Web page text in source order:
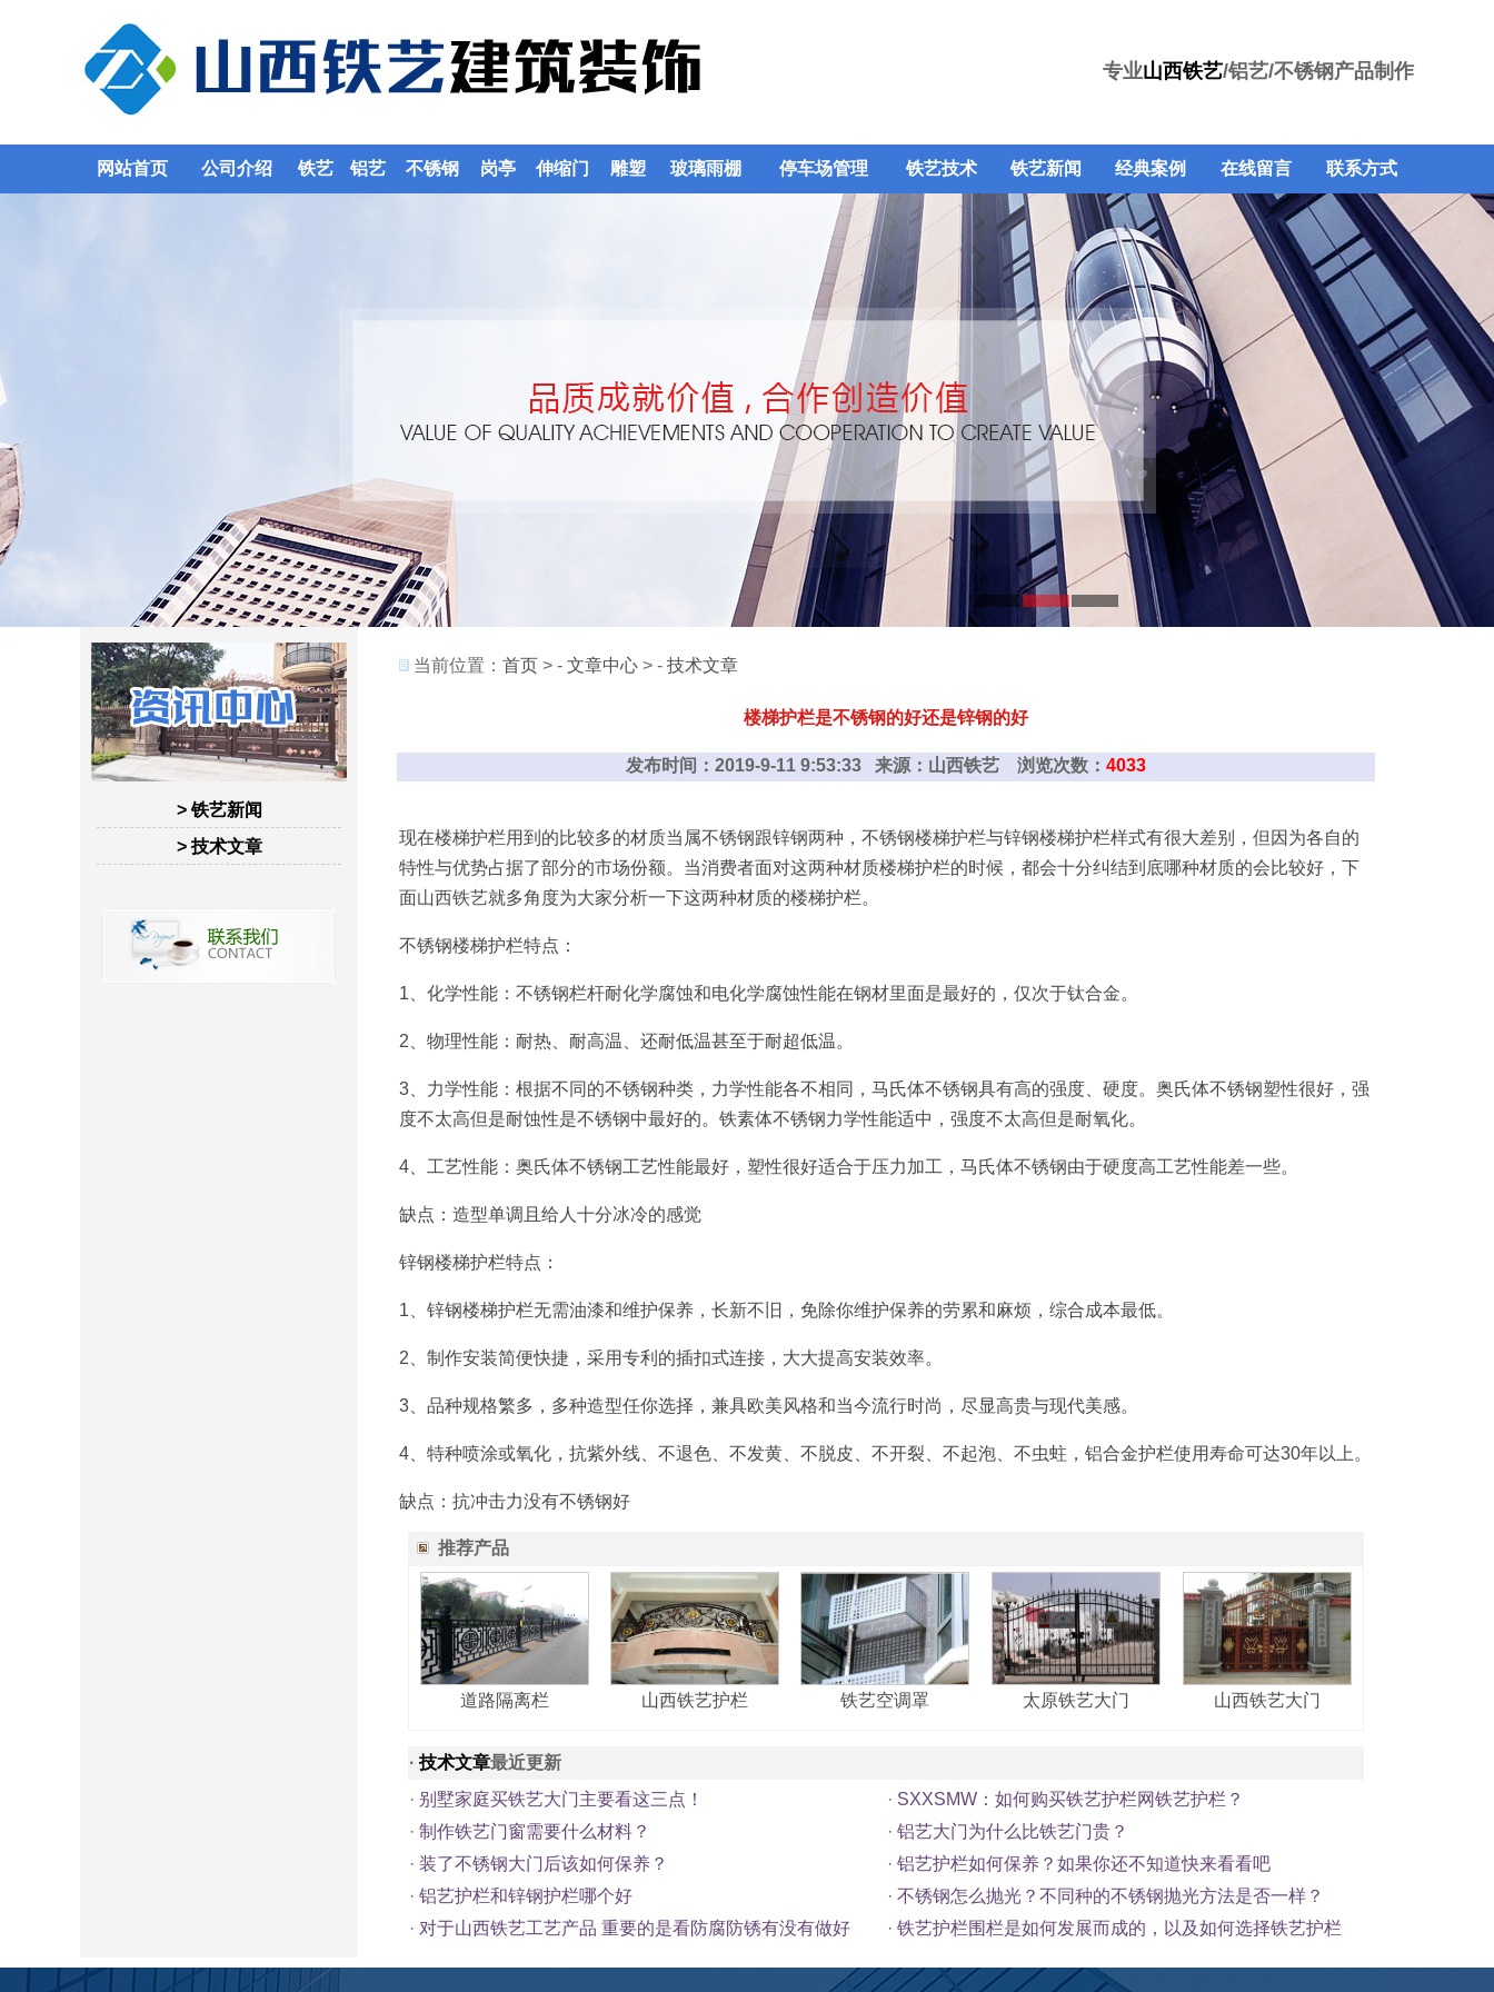
专业山西铁艺/铝艺/不锈钢产品制作
网站首页 公司介绍 铁艺 铝艺 不锈钢 岗亭 伸缩门 雕塑 玻璃雨棚 停车场管理 铁艺技术 铁艺新闻 经典案例 在线留言 联系方式
> 铁艺新闻
> 技术文章
当前位置： 首页 > - 文章中心 > - 技术文章
楼梯护栏是不锈钢的好还是锌钢的好
发布时间：2019-9-11 9:53:33 来源：山西铁艺 浏览次数： 4033
现在楼梯护栏用到的比较多的材质当属不锈钢跟锌钢两种，不锈钢楼梯护栏与锌钢楼梯护栏样式有很大差别，但因为各自的
特性与优势占据了部分的市场份额。当消费者面对这两种材质楼梯护栏的时候，都会十分纠结到底哪种材质的会比较好，下
面山西铁艺就多角度为大家分析一下这两种材质的楼梯护栏。
不锈钢楼梯护栏特点：
1、化学性能：不锈钢栏杆耐化学腐蚀和电化学腐蚀性能在钢材里面是最好的，仅次于钛合金。
2、物理性能：耐热、耐高温、还耐低温甚至于耐超低温。
3、力学性能：根据不同的不锈钢种类，力学性能各不相同，马氏体不锈钢具有高的强度、硬度。奥氏体不锈钢塑性很好，强
度不太高但是耐蚀性是不锈钢中最好的。铁素体不锈钢力学性能适中，强度不太高但是耐氧化。
4、工艺性能：奥氏体不锈钢工艺性能最好，塑性很好适合于压力加工，马氏体不锈钢由于硬度高工艺性能差一些。
缺点：造型单调且给人十分冰冷的感觉
锌钢楼梯护栏特点：
1、锌钢楼梯护栏无需油漆和维护保养，长新不旧，免除你维护保养的劳累和麻烦，综合成本最低。
2、制作安装简便快捷，采用专利的插扣式连接，大大提高安装效率。
3、品种规格繁多，多种造型任你选择，兼具欧美风格和当今流行时尚，尽显高贵与现代美感。
4、特种喷涂或氧化，抗紫外线、不退色、不发黄、不脱皮、不开裂、不起泡、不虫蛀，铝合金护栏使用寿命可达30年以上。
缺点：抗冲击力没有不锈钢好
推荐产品
道路隔离栏 山西铁艺护栏 铁艺空调罩 太原铁艺大门 山西铁艺大门
· 技术文章最近更新
· 别墅家庭买铁艺大门主要看这三点！ · SXXSMW：如何购买铁艺护栏网铁艺护栏？
· 制作铁艺门窗需要什么材料？ · 铝艺大门为什么比铁艺门贵？
· 装了不锈钢大门后该如何保养？ · 铝艺护栏如何保养？如果你还不知道快来看看吧
· 铝艺护栏和锌钢护栏哪个好 · 不锈钢怎么抛光？不同种的不锈钢抛光方法是否一样？
· 对于山西铁艺工艺产品 重要的是看防腐防锈有没有做好 · 铁艺护栏围栏是如何发展而成的，以及如何选择铁艺护栏